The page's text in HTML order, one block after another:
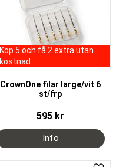
Köp 5 och få 2 extra utan
kostnad
CrownOne filar large/vit 6
st/frp
595 kr